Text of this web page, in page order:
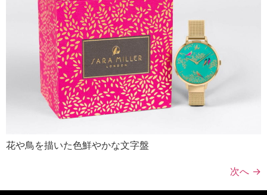
花や鳥を描いた色鮮やかな文字盤
次へ →